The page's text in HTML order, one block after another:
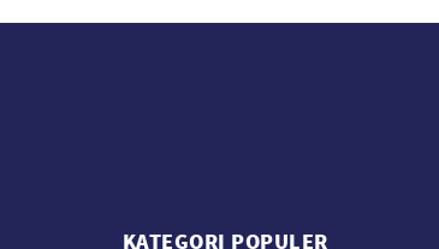
KATEGORI POPULER